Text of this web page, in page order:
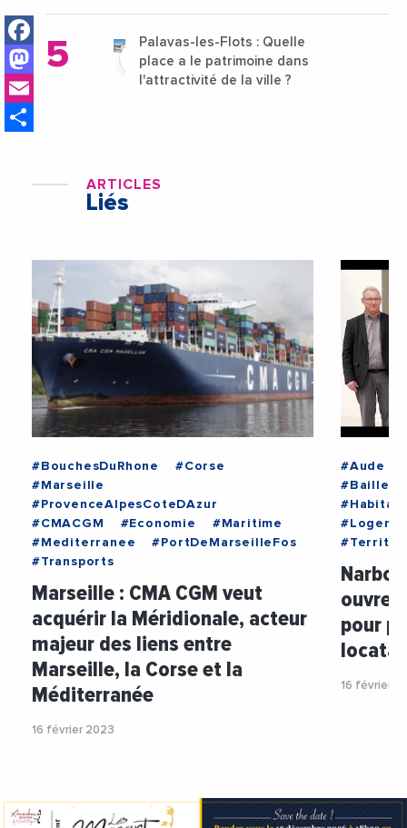
Facebook
Mastodon
Palavas-les-Flots : Quelle
place a le patrimoine dans
l'attractivité de la ville ?
ARTICLES
Liés
#BouchesDuRhone
#Corse
#Marseille
#ProvenceAlpesCoteDAzur
#CMACGM
#Economie
#Maritime
#Mediterranee
#PortDeMarseilleFos
#Transports
Marseille : CMA CGM veut
acquérir la Méridionale, acteur
majeur des liens entre
Marseille, la Corse et la
Méditerranée
16 février 2023
#Aude
#Bailleur
ouvre
pour
16 février